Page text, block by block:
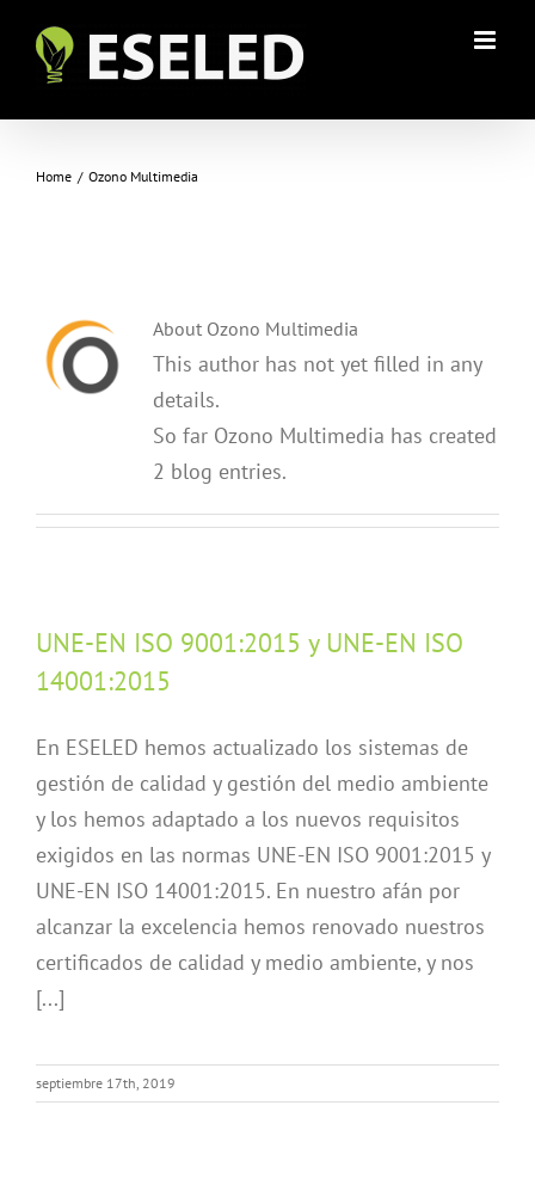
content
Home / Ozono Multimedia
About Ozono Multimedia
This author has not yet filled in any
details.
So far Ozono Multimedia has created
2 blog entries.
UNE-EN ISO 9001:2015 y UNE-EN ISO
14001:2015
En ESELED hemos actualizado los sistemas de
gestión de calidad y gestión del medio ambiente
y los hemos adaptado a los nuevos requisitos
exigidos en las normas UNE-EN ISO 9001:2015 y
UNE-EN ISO 14001:2015. En nuestro afán por
alcanzar la excelencia hemos renovado nuestros
certificados de calidad y medio ambiente, y nos
[...]
septiembre 17th, 2019